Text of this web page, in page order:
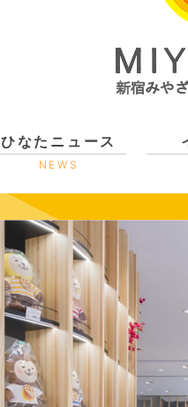
ひなたニュース
NEWS